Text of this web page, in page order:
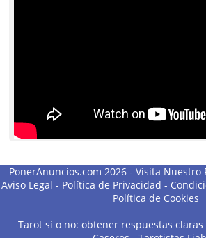
PonerAnuncios.com 2026 - Visita Nuestro
Aviso Legal - Política de Privacidad -
Política de Cookies
Tarot sí o no: obtener respuestas claras